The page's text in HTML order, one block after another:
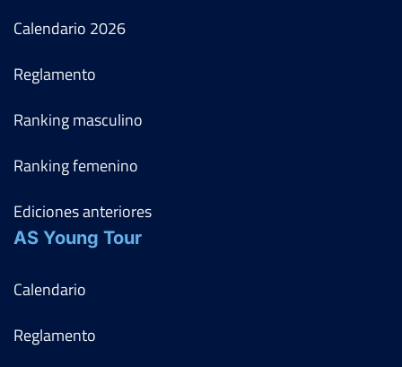
Calendario 2026
Reglamento
Ranking masculino
Ranking femenino
Ediciones anteriores
AS Young Tour
Calendario
Reglamento